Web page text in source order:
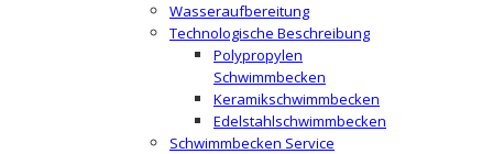
Wasseraufbereitung
Technologische Beschreibung
Polypropylen
Schwimmbecken
Keramikschwimmbecken
Edelstahlschwimmbecken
Schwimmbecken Service